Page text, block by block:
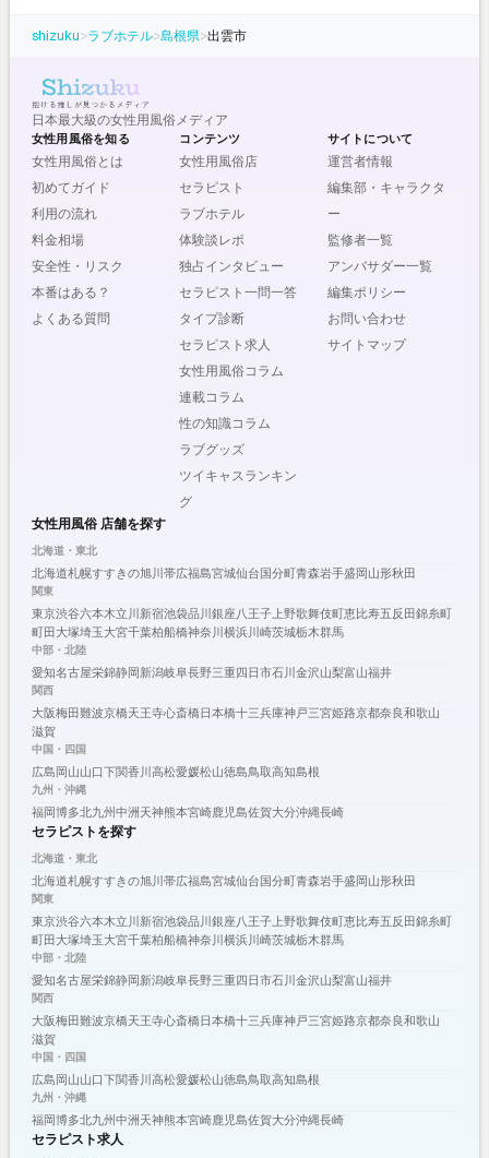
shizuku>ラブホテル>島根県>出雲市
日本最大級の女性用風俗メディア
女性用風俗を知る
女性用風俗とは
初めてガイド
利用の流れ
料金相場
安全性・リスク
本番はある？
よくある質問
コンテンツ
女性用風俗店
セラピスト
ラブホテル
体験談レポ
独占インタビュー
セラピスト一問一答
タイプ診断
セラピスト求人
女性用風俗コラム
連載コラム
性の知識コラム
ラブグッズ
ツイキャスランキン
グ
サイトについて
運営者情報
編集部・キャラクタ
ー
監修者一覧
アンバサダー一覧
編集ポリシー
お問い合わせ
サイトマップ
女性用風俗 店舗を探す
北海道・東北
北海道札幌すすきの旭川 帯広福島宮城仙台 国分町青森岩手盛岡山形秋田
関東
東京渋谷六本木立川 新宿池袋品川 銀座八王子上野歌舞伎町恵比寿五反田錦糸町
町田大塚埼玉大宮千葉柏船橋神奈川 横浜川崎茨城栃木群馬
中部・北陸
愛知名古屋栄錦静岡新潟岐阜長野三重四日市石川 金沢山梨富山福井
関西
大阪梅田難波京橋天王寺心斎橋日本橋十三兵庫神戸三宮姫路京都奈良和歌山
滋賀
中国・四国
広島 岡山山口下関香川 高松愛媛松山徳島鳥取高知島根
九州・沖縄
福岡博多北九州中洲 天神熊本宮崎鹿児島佐賀大分沖縄長崎
セラピストを探す
北海道・東北
北海道札幌すすきの旭川 帯広福島宮城仙台 国分町青森岩手盛岡山形秋田
関東
東京渋谷六本木立川 新宿池袋品川 銀座八王子上野歌舞伎町恵比寿五反田錦糸町
町田大塚埼玉大宮千葉柏船橋神奈川 横浜川崎茨城栃木群馬
中部・北陸
愛知名古屋栄錦静岡新潟岐阜長野三重四日市石川 金沢山梨富山福井
関西
大阪梅田難波京橋天王寺心斎橋日本橋十三兵庫神戸三宮姫路京都奈良和歌山
滋賀
中国・四国
広島 岡山山口下関香川 高松愛媛松山徳島鳥取高知島根
九州・沖縄
福岡博多北九州中洲 天神熊本宮崎鹿児島佐賀大分沖縄長崎
セラピスト求人